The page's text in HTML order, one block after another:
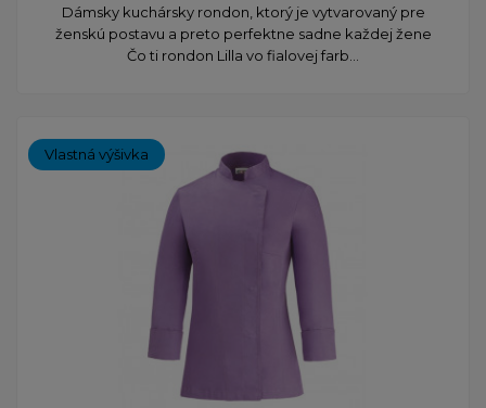
Dámsky kuchársky rondon, ktorý je vytvarovaný pre
ženskú postavu a preto perfektne sadne každej žene
Čo ti rondon Lilla vo fialovej farb...
Vlastná výšivka